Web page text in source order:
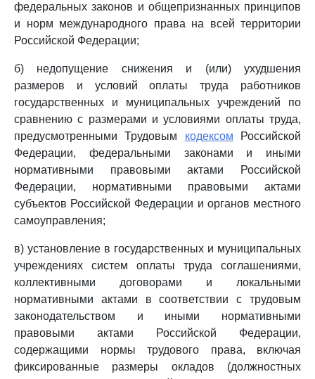
федеральных законов и общепризнанных принципов
и норм международного права на всей территории
Российской Федерации;
б) недопущение снижения и (или) ухудшения
размеров и условий оплаты труда работников
государственных и муниципальных учреждений по
сравнению с размерами и условиями оплаты труда,
предусмотренными Трудовым кодексом Российской
Федерации, федеральными законами и иными
нормативными правовыми актами Российской
Федерации, нормативными правовыми актами
субъектов Российской Федерации и органов местного
самоуправления;
в) установление в государственных и муниципальных
учреждениях систем оплаты труда соглашениями,
коллективными договорами и локальными
нормативными актами в соответствии с трудовым
законодательством и иными нормативными
правовыми актами Российской Федерации,
содержащими нормы трудового права, включая
фиксированные размеры окладов (должностных